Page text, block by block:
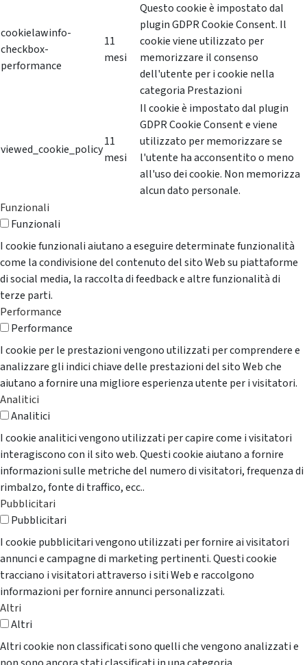
cookielawinfo-
checkbox-
performance
11
mesi
Questo cookie è impostato dal
plugin GDPR Cookie Consent. Il
cookie viene utilizzato per
memorizzare il consenso
dell'utente per i cookie nella
categoria Prestazioni
viewed_cookie_policy
11
mesi
Il cookie è impostato dal plugin
GDPR Cookie Consent e viene
utilizzato per memorizzare se
l'utente ha acconsentito o meno
all'uso dei cookie. Non memorizza
alcun dato personale.
Funzionali
Funzionali
I cookie funzionali aiutano a eseguire determinate funzionalità
come la condivisione del contenuto del sito Web su piattaforme
di social media, la raccolta di feedback e altre funzionalità di
terze parti.
Performance
Performance
I cookie per le prestazioni vengono utilizzati per comprendere e
analizzare gli indici chiave delle prestazioni del sito Web che
aiutano a fornire una migliore esperienza utente per i visitatori.
Analitici
Analitici
I cookie analitici vengono utilizzati per capire come i visitatori
interagiscono con il sito web. Questi cookie aiutano a fornire
informazioni sulle metriche del numero di visitatori, frequenza di
rimbalzo, fonte di traffico, ecc..
Pubblicitari
Pubblicitari
I cookie pubblicitari vengono utilizzati per fornire ai visitatori
annunci e campagne di marketing pertinenti. Questi cookie
tracciano i visitatori attraverso i siti Web e raccolgono
informazioni per fornire annunci personalizzati.
Altri
Altri
Altri cookie non classificati sono quelli che vengono analizzati e